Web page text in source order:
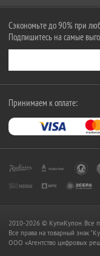
Сэкономьте до 90% при
Подпишитесь на самые
Принимаем к оплате:
2010-2026 © КупиКупон. Все
Все права на товарный знак
OOO «Агентство цифровых